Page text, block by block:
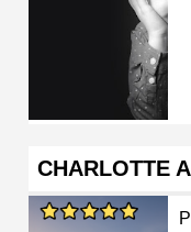
CHARLOTTE